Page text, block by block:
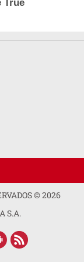
True
©2026
S.A.